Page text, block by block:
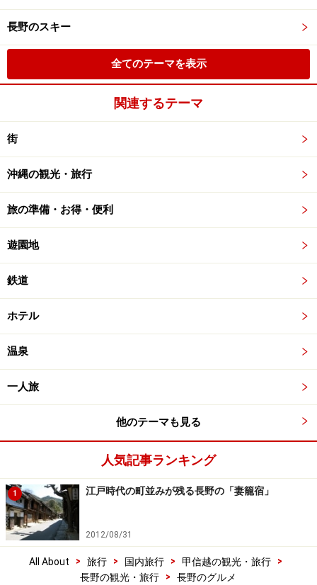
長野のスキー
全てのテーマを表示
関連するテーマ
街
沖縄の観光・旅行
旅の準備・お得・便利
遊園地
鉄道
ホテル
温泉
一人旅
他のテーマも見る
人気記事ランキング
1 江戸時代の町並みが残る長野の「妻籠宿」
2012/08/31
All About > 旅行 > 国内旅行 > 甲信越の観光・旅行
>
長野の観光・旅行
> 長野のグルメ